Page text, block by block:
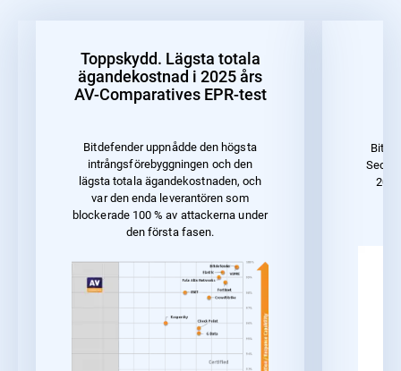
Toppskydd. Lägsta totala
ägandekostnad i 2025 års
AV-Comparatives EPR-test
Bitdefender uppnådde den högsta
intrångsförebyggningen och den
lägsta totala ägandekostnaden, och
var den enda leverantören som
blockerade 100 % av attackerna under
den första fasen.